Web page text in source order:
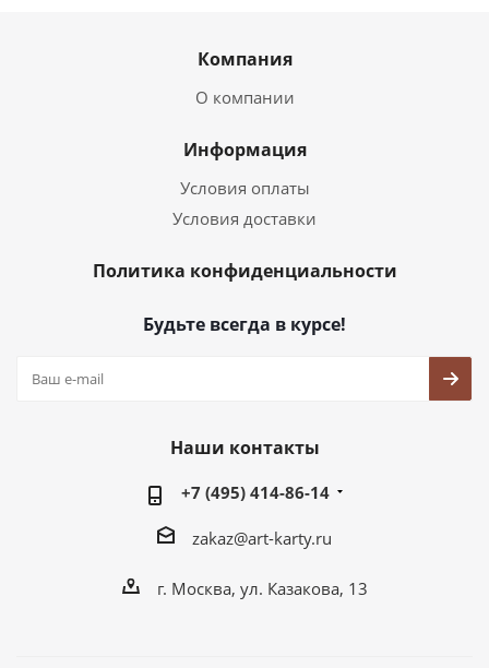
Компания
О компании
Информация
Условия оплаты
Условия доставки
Политика конфиденциальности
Будьте всегда в курсе!
Наши контакты
+7 (495) 414-86-14
zakaz@art-karty.ru
г. Москва, ул. Казакова, 13